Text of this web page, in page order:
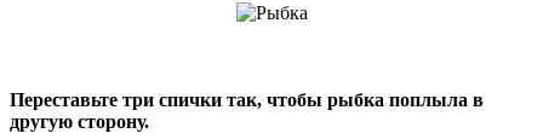
Переставьте три спички так, чтобы рыбка поплыла в
другую сторону.